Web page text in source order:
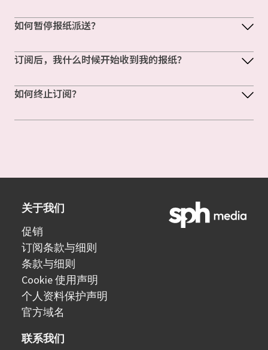
如何暂停报纸派送？
订阅后，我什么时候开始收到我的报纸？
如何终止订阅？
关于我们
促销
订阅条款与细则
条款与细则
Cookie 使用声明
个人资料保护声明
官方域名
联系我们